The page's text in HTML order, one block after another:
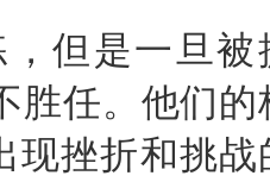
但是一旦被
胜任。他们的
现挫折和挑战